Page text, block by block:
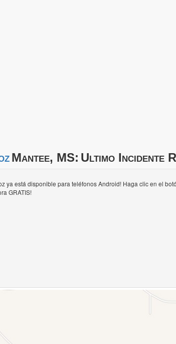
Mantee, MS: Ultimo Incidente
ya está disponible para teléfonos Android! Haga clic en el
GRATIS!